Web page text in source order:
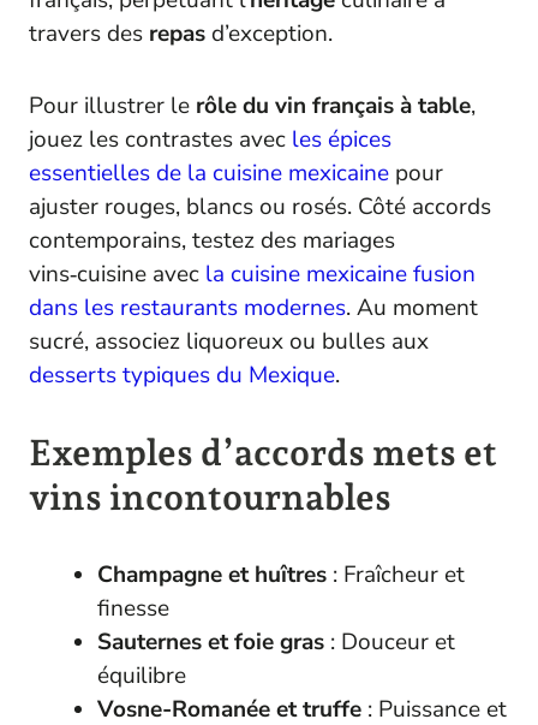
travers des repas d’exception.
Pour illustrer le rôle du vin français à table,
jouez les contrastes avec les épices
essentielles de la cuisine mexicaine pour
ajuster rouges, blancs ou rosés. Côté accords
contemporains, testez des mariages
vins‑cuisine avec la cuisine mexicaine fusion
dans les restaurants modernes. Au moment
sucré, associez liquoreux ou bulles aux
desserts typiques du Mexique.
Exemples d’accords mets et
vins incontournables
Champagne et huîtres : Fraîcheur et
finesse
Sauternes et foie gras : Douceur et
équilibre
Vosne-Romanée et truffe : Puissance et